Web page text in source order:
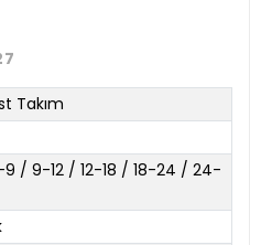
Takım
/ 9-12 / 12-18 / 18-24 / 24-